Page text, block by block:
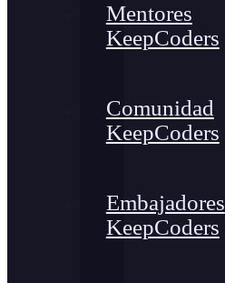
Mentores
KeepCoders
Comunidad
KeepCoders
Embajadores
KeepCoders